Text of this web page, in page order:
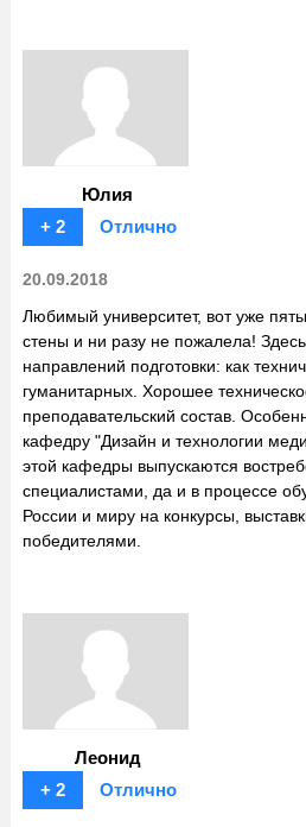
Юлия
+ 2
Отлично
20.09.2018
Любимый университет, вот уже
стены и ни разу не пожалела!
направлений подготовки: как
гуманитарных. Хорошее
преподавательский состав.
кафедру "Дизайн и технологии
этой кафедры выпускаются
специалистами, да и в процессе
России и миру на конкурсы,
победителями.
Леонид
+ 2
Отлично